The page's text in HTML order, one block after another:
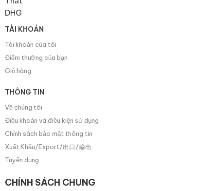
TÀI KHOẢN
Tài khoản của tôi
Điểm thưởng của bạn
Giỏ hàng
THÔNG TIN
Về chúng tôi
Điều khoản và điều kiện sử dụng
Chính sách bảo mật thông tin
Xuất Khẩu/Export/出口/輸出
Tuyển dụng
CHÍNH SÁCH CHUNG